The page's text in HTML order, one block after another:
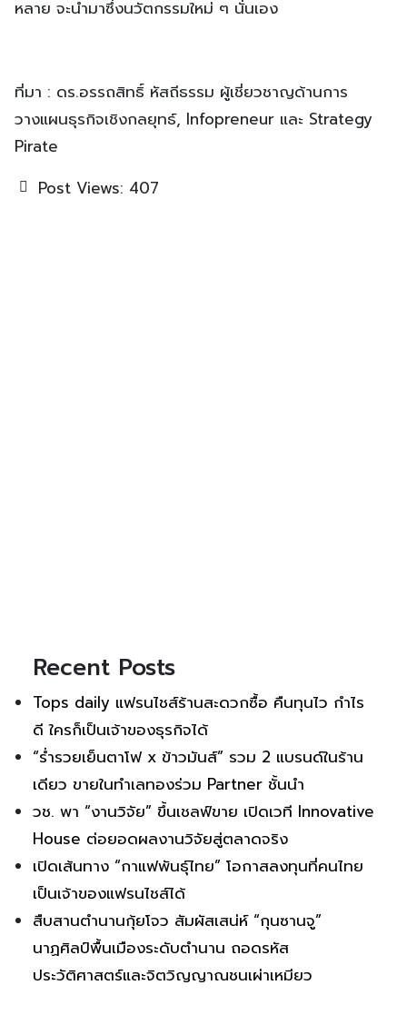
หลาย จะนำมาซึ่งนวัตกรรมใหม่ ๆ นั่นเอง
ที่มา : ดร.อรรถสิทธิ์ หัสถีธรรม ผู้เชี่ยวชาญด้านการ
วางแผนธุรกิจเชิงกลยุทธ์, Infopreneur และ Strategy
Pirate
Post Views: 407
Recent Posts
Tops daily แฟรนไชส์ร้านสะดวกซื้อ คืนทุนไว กำไร
ดี ใครก็เป็นเจ้าของธุรกิจได้
“ร่ำรวยเย็นตาโฟ x ข้าวมันส์” รวม 2 แบรนด์ในร้าน
เดียว ขายในทำเลทองร่วม Partner ชั้นนำ
วช. พา “งานวิจัย” ขึ้นเชลฟ์ขาย เปิดเวที Innovative
House ต่อยอดผลงานวิจัยสู่ตลาดจริง
เปิดเส้นทาง “กาแฟพันธุ์ไทย” โอกาสลงทุนที่คนไทย
เป็นเจ้าของแฟรนไชส์ได้
สืบสานตำนานกุ้ยโจว สัมผัสเสน่ห์ “กุนซานจู”
นาฏศิลป์พื้นเมืองระดับตำนาน ถอดรหัส
ประวัติศาสตร์และจิตวิญญาณชนเผ่าเหมียว